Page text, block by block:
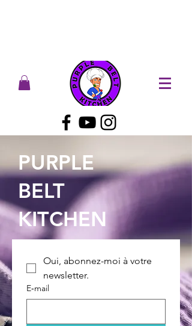
PURPLE
BELT
KITCHEN
Oui, abonnez-moi à votre
newsletter.
E‑mail